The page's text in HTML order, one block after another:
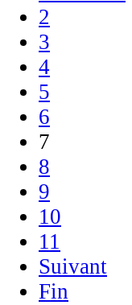
2
3
4
5
6
7
8
9
10
11
Suivant
Fin